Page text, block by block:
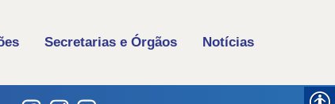
Secretarias e Órgãos Notícias